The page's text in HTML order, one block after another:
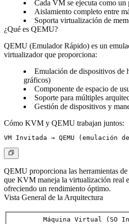
Cada VM se ejecuta como
Aislamiento completo entre
Soporta virtualización de
¿Qué es QEMU?
QEMU (Emulador Rápido) es un
virtualizador que proporciona:
Emulación de dispositivos de
gráficos)
Componente de espacio de
Soporte para múltiples
Gestión de dispositivos y
Cómo KVM y QEMU trabajan juntos:
QEMU proporciona las herramientas
que KVM maneja la virtualización real
ofreciendo un rendimiento óptimo.
Vista General de la Arquitectura
│         Máquina Virtual (SO